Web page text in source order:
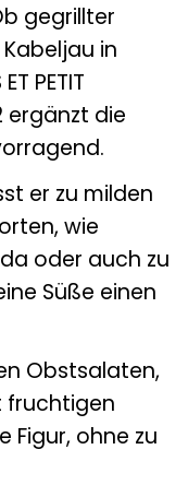
gegrillter
in
PETIT
ergänzt die
er zu milden
wie
oder auch zu
Süße einen
Obstsalaten,
fruchtigen
Figur, ohne zu